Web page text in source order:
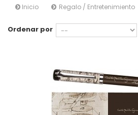
Inicio Regalo / Entretenimiento
Ordenar por